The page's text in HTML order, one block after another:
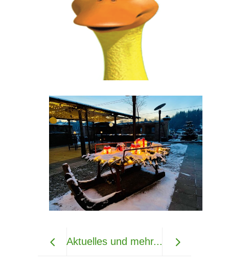
Aktuelles und mehr...